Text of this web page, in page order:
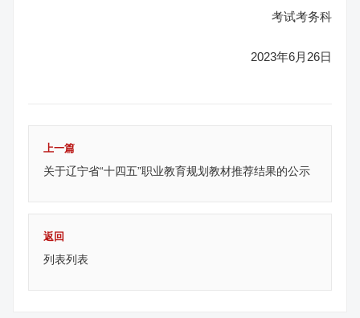
考试考务科
2023年6月26日
上一篇
关于辽宁省“十四五”职业教育规划教材推荐结果的公示
返回
列表列表